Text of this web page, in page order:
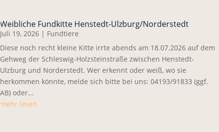
Weibliche Fundkitte Henstedt-Ulzburg/Norderstedt
Juli 19, 2026 | Fundtiere
Diese noch recht kleine Kitte irrte abends am 18.07.2026 auf dem
Gehweg der Schleswig-Holzsteinstraße zwischen Henstedt-
Ulzburg und Norderstedt. Wer erkennt oder weiß, wo sie
herkommen könnte, melde sich bitte bei uns: 04193/91833 (ggf.
AB) oder...
mehr lesen